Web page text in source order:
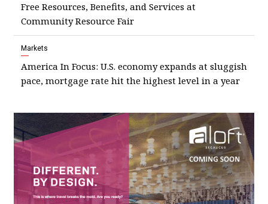
Free Resources, Benefits, and Services at
Community Resource Fair
Markets
America In Focus: U.S. economy expands at sluggish
pace, mortgage rate hit the highest level in a year